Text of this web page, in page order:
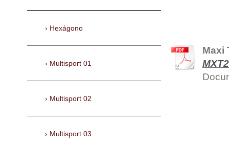
Maxi
Hexágono
Multisport 01
Multisport 02
Multisport 03